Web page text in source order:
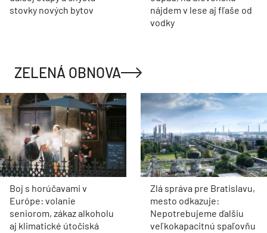
stovky nových bytov
nájdem v lese aj fľaše od
vodky
ZELENÁ OBNOVA
Boj s horúčavami v
Európe: volanie
seniorom, zákaz alkoholu
aj klimatické útočiská
Zlá správa pre Bratislavu,
mesto odkazuje:
Nepotrebujeme ďalšiu
veľkokapacitnú spaľovňu